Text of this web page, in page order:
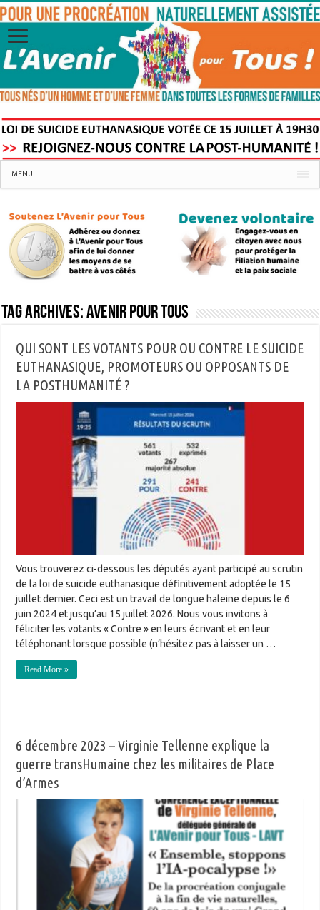
MENU
Tag Archives:avenir pour tous
QUI SONT LES VOTANTS POUR OU CONTRE LE SUICIDE
EUTHANASIQUE, PROMOTEURS OU OPPOSANTS DE
LA POSTHUMANITÉ ?
Vous trouverez ci-dessous les députés ayant participé au scrutin
de la loi de suicide euthanasique définitivement adoptée le 15
juillet dernier. Ceci est un travail de longue haleine depuis le 6
juin 2024 et jusqu’au 15 juillet 2026. Nous vous invitons à
féliciter les votants « Contre » en leurs écrivant et en leur
téléphonant lorsque possible (n’hésitez pas à laisser un …
Read More »
6 décembre 2023 – Virginie Tellenne explique la
guerre transHumaine chez les militaires de Place
d’Armes